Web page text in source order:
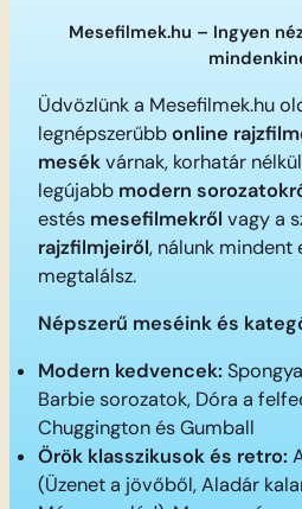
Mesefilmek.hu – Ingyen
Üdvözlünk a Mesefilmek.hu
legnépszerűbbonline
mesékvárnak, korhatár
legújabb modern
estés mesefilmekről vagy a
rajzfilmjeiről, nálunk mindent
megtalálsz.
Népszerű meséink és
Modern kedvencek:
Barbie sorozatok, Dóra a
Chuggington és Gumball
Örök klasszikusok és retro:
(Üzenet a jövőből, Aladár